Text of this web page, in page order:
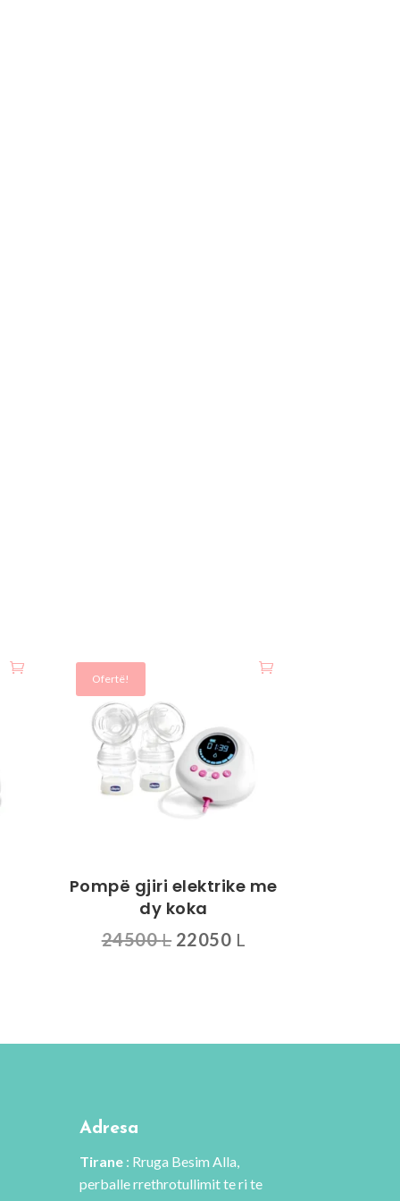
Ofertë!
Pompë gjiri elektrike me
dy koka
24500L Çmimi
22050 L
Adresa
Tirane : Rruga Besim Alla,
perballe rrethrotullimit te ri te